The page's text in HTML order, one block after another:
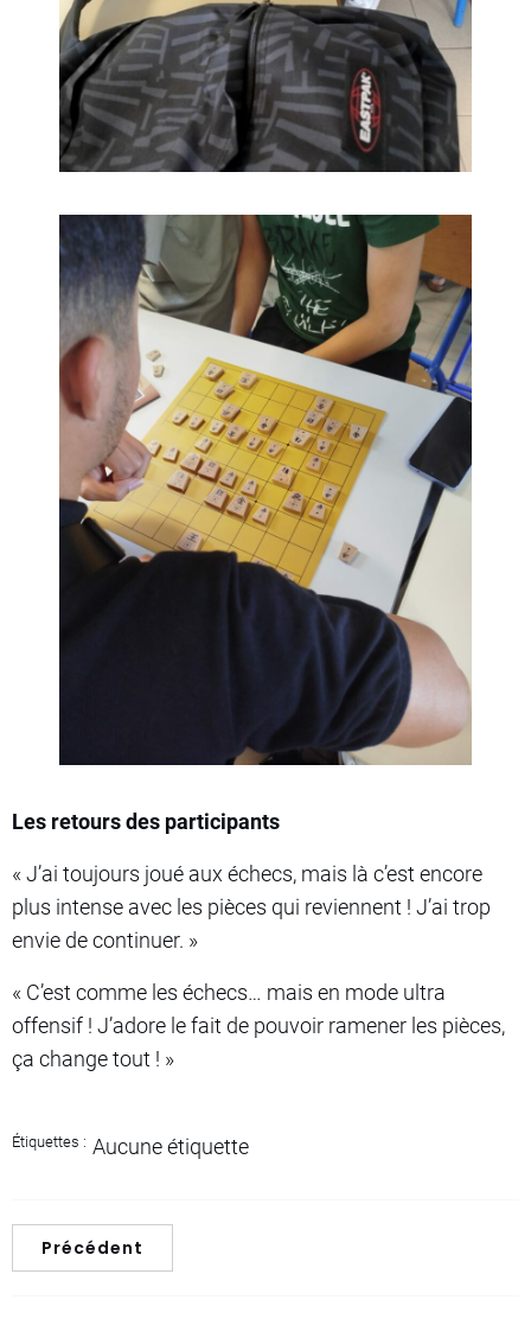
Les retours des participants
« J’ai toujours joué aux échecs, mais là c’est encore
plus intense avec les pièces qui reviennent ! J’ai trop
envie de continuer. »
« C’est comme les échecs… mais en mode ultra
offensif ! J’adore le fait de pouvoir ramener les pièces,
ça change tout ! »
Étiquettes : Aucune étiquette
Précédent